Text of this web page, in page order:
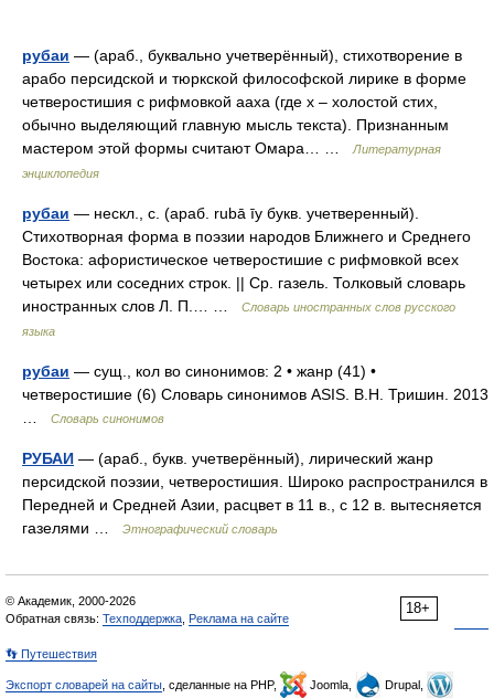
рубаи — (араб., буквально учетверённый), стихотворение в
арабо персидской и тюркской философской лирике в форме
четверостишия с рифмовкой ааха (где х – холостой стих,
обычно выделяющий главную мысль текста). Признанным
мастером этой формы считают Омара… …
Литературная
энциклопедия
рубаи — нескл., с. (араб. rubā īy букв. учетверенный).
Стихотворная форма в поэзии народов Ближнего и Среднего
Востока: афористическое четверостишие с рифмовкой всех
четырех или соседних строк. || Ср. газель. Толковый словарь
иностранных слов Л. П.… …
Словарь иностранных слов русского
языка
рубаи — сущ., кол во синонимов: 2 • жанр (41) •
четверостишие (6) Словарь синонимов ASIS. В.Н. Тришин. 2013
Словарь синонимов
РУБАИ — (араб., букв. учетверённый), лирический жанр
персидской поэзии, четверостишия. Широко распространился в
Передней и Средней Азии, расцвет в 11 в., с 12 в. вытесняется
газелями …
Этнографический словарь
18+
© Академик, 2000-2026
Обратная связь: Техподдержка Реклама на сайте
👣 Путешествия
Экспорт словарей на сайты , сделанные на PHP, Joomla,
Drupal,